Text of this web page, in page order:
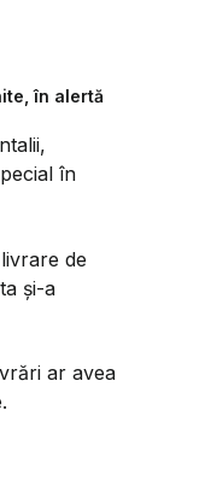
în alertă
în
de
şi-a
ar avea